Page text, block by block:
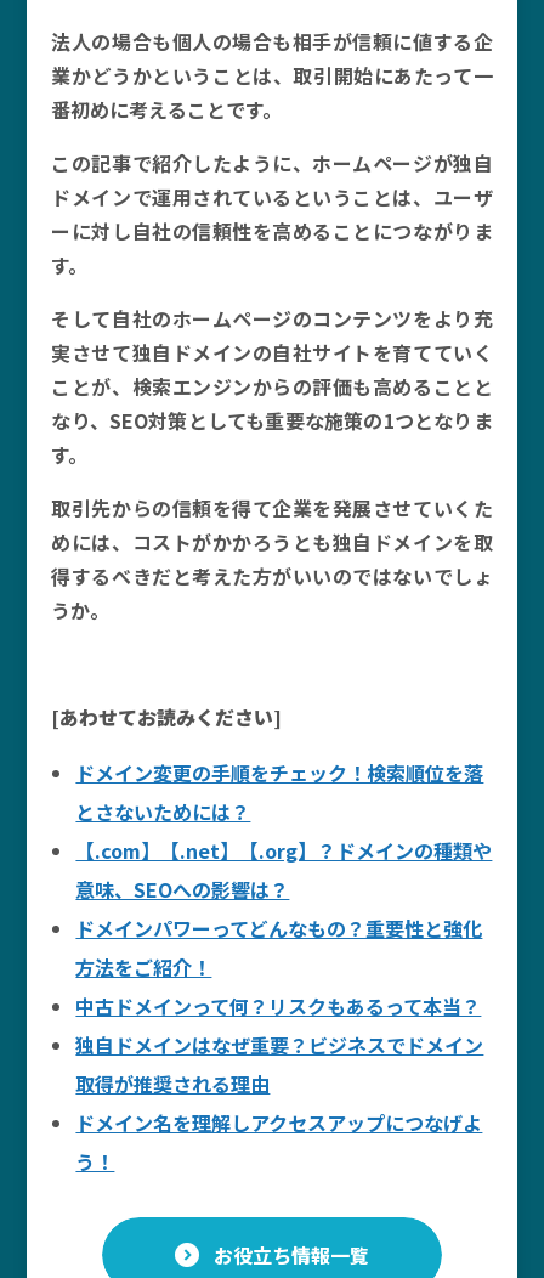
法人の場合も個人の場合も相手が信頼に値する企
業かどうかということは、取引開始にあたって一
番初めに考えることです。
この記事で紹介したように、ホームページが独自
ドメインで運用されているということは、ユーザ
ーに対し自社の信頼性を高めることにつながりま
す。
そして自社のホームページのコンテンツをより充
実させて独自ドメインの自社サイトを育てていく
ことが、検索エンジンからの評価も高めることと
なり、SEO対策としても重要な施策の1つとなりま
す。
取引先からの信頼を得て企業を発展させていくた
めには、コストがかかろうとも独自ドメインを取
得するべきだと考えた方がいいのではないでしょ
うか。
[あわせてお読みください]
ドメイン変更の手順をチェック！検索順位を落
とさないためには？
【.com】【.net】【.org】？ドメインの種類や
意味、SEOへの影響は？
ドメインパワーってどんなもの？重要性と強化
方法をご紹介！
中古ドメインって何？リスクもあるって本当？
独自ドメインはなぜ重要？ビジネスでドメイン
取得が推奨される理由
ドメイン名を理解しアクセスアップにつなげよ
う！
お役立ち情報一覧